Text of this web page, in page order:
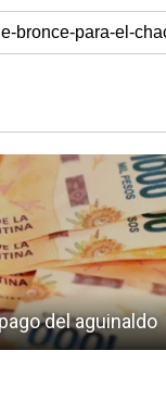
del aguinaldo